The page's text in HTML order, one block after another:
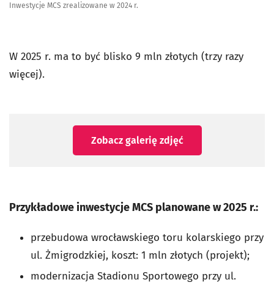
Inwestycje MCS zrealizowane w 2024 r.
W 2025 r. ma to być blisko 9 mln złotych (trzy razy
więcej).
Zobacz galerię zdjęć
Przykładowe inwestycje MCS planowane w 2025 r.:
przebudowa wrocławskiego toru kolarskiego przy
ul. Żmigrodzkiej, koszt: 1 mln złotych (projekt);
modernizacja Stadionu Sportowego przy ul.